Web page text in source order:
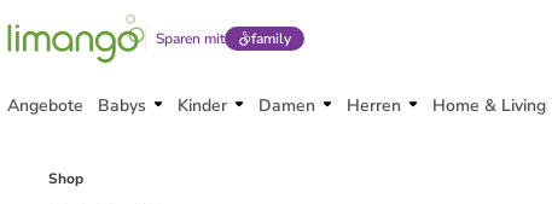
Sparen mit family
Angebote Babys Kinder Damen Herren Home & Living
Shop